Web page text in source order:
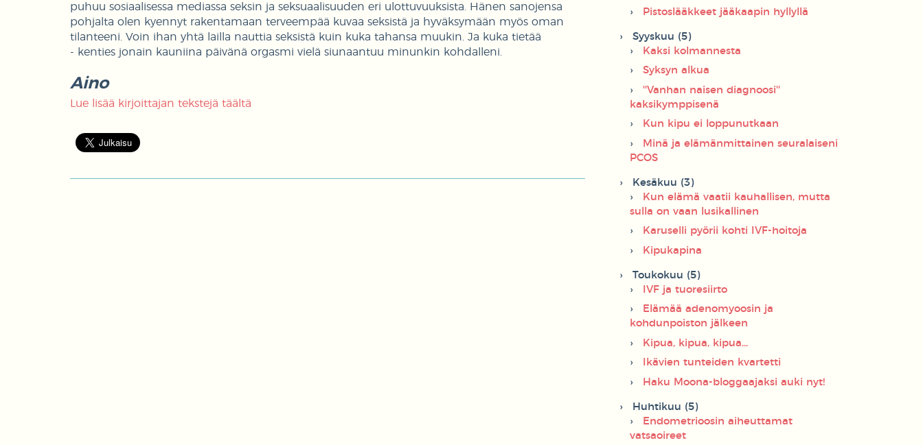
puhuu sosiaalisessa mediassa seksin ja seksuaalisuuden eri ulottuvuuksista. Hänen sanojensa
pohjalta olen kyennyt rakentamaan terveempää kuvaa seksistä ja hyväksymään myös oman
tilanteeni. Voin ihan yhtä lailla nauttia seksistä kuin kuka tahansa muukin. Ja kuka tietää
- kenties jonain kauniina päivänä orgasmi vielä siunaantuu minunkin kohdalleni.
Aino
Lue lisää kirjoittajan tekstejä täältä
Pistoslääkkeet jääkaapin hyllyllä
Syyskuu (5)
Kaksi kolmannesta
Syksyn alkua
''Vanhan naisen diagnoosi''
kaksikymppisenä
Kun kipu ei loppunutkaan
Minä ja elämänmittainen seuralaiseni
PCOS
Kesäkuu (3)
Kun elämä vaatii kauhallisen, mutta
sulla on vaan lusikallinen
Karuselli pyörii kohti IVF-hoitoja
Kipukapina
Toukokuu (5)
IVF ja tuoresiirto
Elämää adenomyoosin ja
kohdunpoiston jälkeen
Kipua, kipua, kipua...
Ikävien tunteiden kvartetti
Haku Moona-bloggaajaksi auki nyt!
Huhtikuu (5)
Endometrioosin aiheuttamat
vatsaoireet